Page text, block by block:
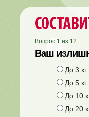
Вопрос 1 из 12
Ваш
До 3 кг
До 5 кг
До 10
До 20